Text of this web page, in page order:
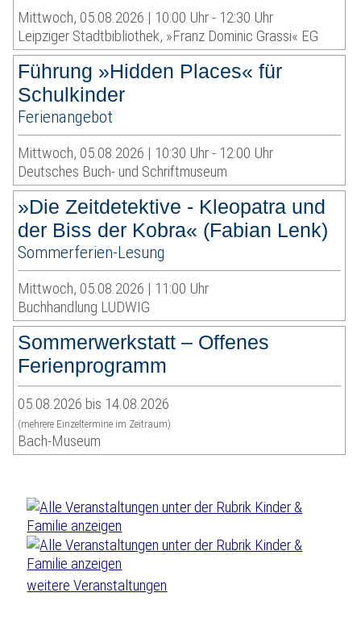
Mittwoch, 05.08.2026 | 10:00 Uhr - 12:30 Uhr
Leipziger Stadtbibliothek, »Franz Dominic Grassi« EG
Führung »Hidden Places« für
Schulkinder
Ferienangebot
Mittwoch, 05.08.2026 | 10:30 Uhr - 12:00 Uhr
Deutsches Buch- und Schriftmuseum
»Die Zeitdetektive - Kleopatra und
der Biss der Kobra« (Fabian Lenk)
Sommerferien-Lesung
Mittwoch, 05.08.2026 | 11:00 Uhr
Buchhandlung LUDWIG
Sommerwerkstatt – Offenes
Ferienprogramm
05.08.2026 bis 14.08.2026
(mehrere Einzeltermine im Zeitraum)
Bach-Museum
weitere Veranstaltungen